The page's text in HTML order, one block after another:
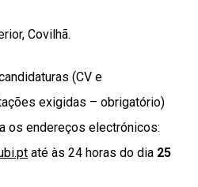
Covilhã.
(CV e
exigidas – obrigatório)
os endereços electrónicos:
até às 24 horas do dia 25